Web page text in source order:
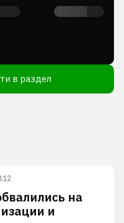
в раздел
на
и